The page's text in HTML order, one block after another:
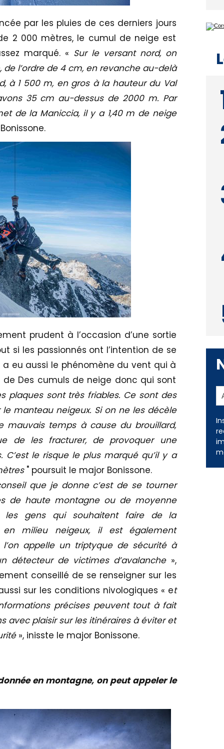
par les pluies de ces derniers jours
2 000 mètres, le cumul de neige est
marqué. « Sur le versant nord, on
l’ordre de 4 cm, en revanche au-delà
à 1 500 m, en gros à la hauteur du Val
35 cm au-dessus de 2000 m. Par
de la Maniccia, il y a 1,40 m de neige
prudent à l’occasion d’une sortie
si les passionnés ont l’intention de se
eu aussi le phénomène du vent qui à
Des cumuls de neige donc qui sont
plaques sont très friables. Ce sont des
manteau neigeux. Si on ne les décèle
temps à cause du brouillard,
de les fracturer, de provoquer une
C’est le risque le plus marqué qu’il y a
" poursuit le major Bonissone.
que je donne c’est de se tourner
de haute montagne ou de moyenne
les gens qui souhaitent faire de la
milieu neigeux, il est également
appelle un triptyque de sécurité à
détecteur de victimes d’avalanche »,
conseillé de se renseigner sur les
sur les conditions nivologiques « et
précises peuvent tout à fait
avec plaisir sur les itinéraires à éviter et
», inisste le major Bonissone.
en montagne, on peut appeler le